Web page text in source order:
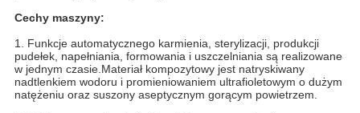
Cechy maszyny:
1. Funkcje automatycznego karmienia, sterylizacji, produkcji
pudełek, napełniania, formowania i uszczelniania są realizowane
w jednym czasie.Materiał kompozytowy jest natryskiwany
nadtlenkiem wodoru i promieniowaniem ultrafioletowym o dużym
natężeniu oraz suszony aseptycznym gorącym powietrzem.